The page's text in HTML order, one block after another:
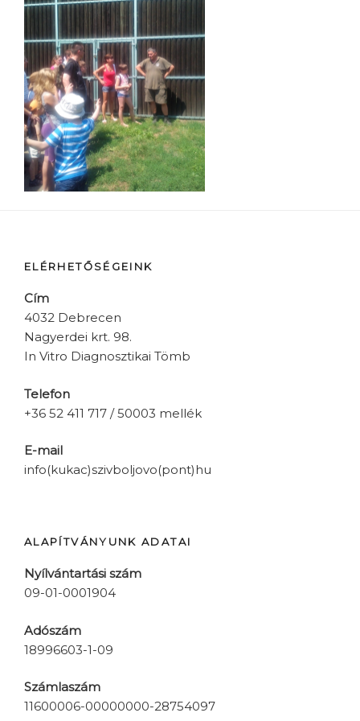
ELÉRHETŐSÉGEINK
Cím
4032 Debrecen
Nagyerdei krt. 98.
In Vitro Diagnosztikai Tömb
Telefon
+36 52 411 717 / 50003 mellék
E-mail
info(kukac)szivboljovo(pont)hu
ALAPÍTVÁNYUNK ADATAI
Nyílvántartási szám
09-01-0001904
Adószám
18996603-1-09
Számlaszám
11600006-00000000-28754097